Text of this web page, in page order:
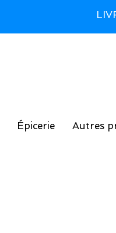
Épicerie Autres